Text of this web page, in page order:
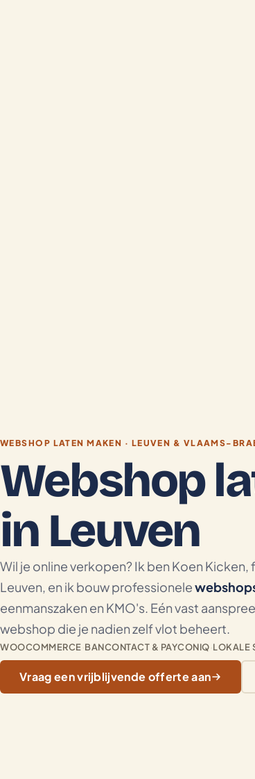
WEBSHOP LATEN MAKEN · LEUVEN & VLAAMS-
Webshop
in Leuven
Wil je online verkopen? Ik ben Koen
Leuven, en ik bouw professionele
eenmanszaken en KMO's. Eén vast
webshop die je nadien zelf vlot beheert.
WOOCOMMERCE·BANCONTACT & PAYCONIQ·LOKALE
Vraag een vrijblijvende offerte aan